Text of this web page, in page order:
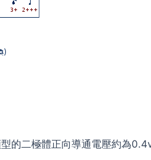
的二極體正向導通電壓約為